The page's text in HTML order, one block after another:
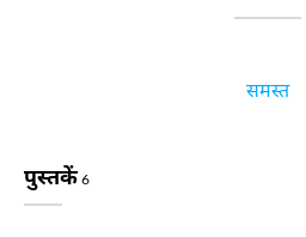
समस्त
पुस्तकें 6